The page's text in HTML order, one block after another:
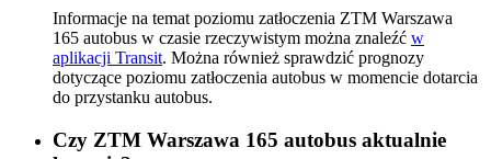
Informacje na temat poziomu zatłoczenia ZTM Warszawa
165 autobus w czasie rzeczywistym można znaleźć w
aplikacji Transit. Można również sprawdzić prognozy
dotyczące poziomu zatłoczenia autobus w momencie dotarcia
do przystanku autobus.
Czy ZTM Warszawa 165 autobus aktualnie